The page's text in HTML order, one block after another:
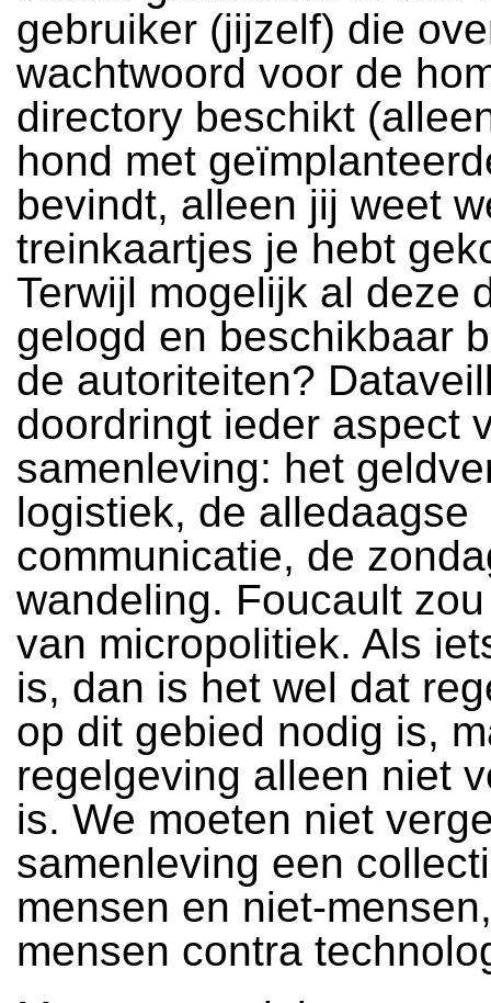
gebruiker (jijzelf) die
wachtwoord voor de
directory beschikt
hond met
bevindt, alleen jij weet
treinkaartjes je hebt
Terwijl mogelijk al deze
gelogd en beschikbaar
de autoriteiten?
doordringt ieder aspect
samenleving: het
logistiek, de alledaagse
communicatie, de
wandeling. Foucault
van micropolitiek. Als
is, dan is het wel dat
op dit gebied nodig is,
regelgeving alleen niet
is. We moeten niet
samenleving een
mensen en niet-
mensen contra